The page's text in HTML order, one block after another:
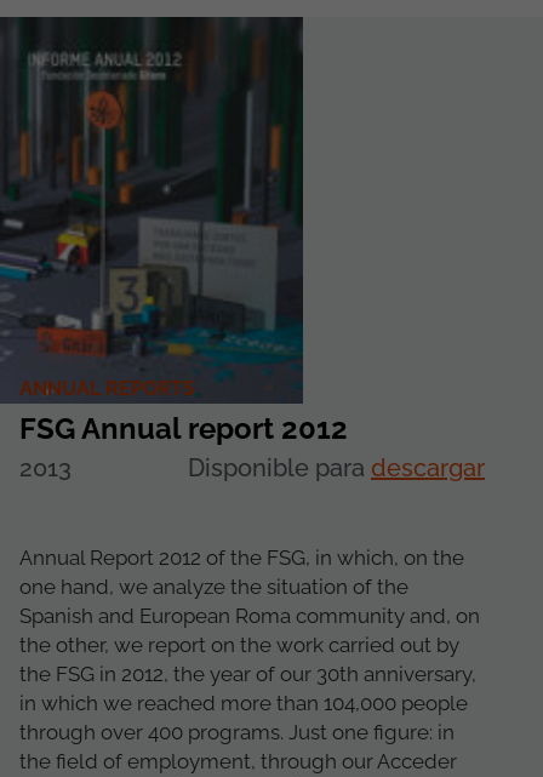
ANNUAL REPORTS
FSG Annual report 2012
2013 Disponible para descargar
Annual Report 2012 of the FSG, in which, on the
one hand, we analyze the situation of the
Spanish and European Roma community and, on
the other, we report on the work carried out by
the FSG in 2012, the year of our 30th anniversary,
in which we reached more than 104,000 people
through over 400 programs. Just one figure: in
the field of employment, through our Acceder